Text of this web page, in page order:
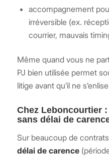
accompagnement
irréversible (ex.
courrier, mauvais
Même quand vous ne
PJ bien utilisée permet
litige avant qu’il ne
Chez Leboncourtier
sans délai de
Sur beaucoup de
délai de carence